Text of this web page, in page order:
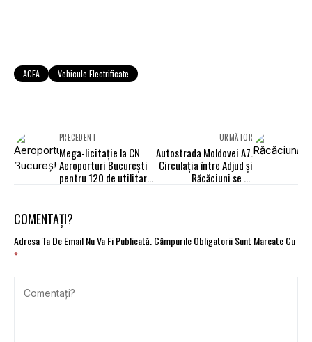
ACEA Vehicule Electrificate
PRECEDENT
Mega-licitație la CN
Aeroporturi București
pentru 120 de utilitare
URMĂTOR
Autostrada Moldovei A7.
Circulația între Adjud și
Răcăciuni se va
COMENTAȚI?
Adresa Ta De Email Nu Va Fi Publicată.Câmpurile Obligatorii Sunt Marcate Cu
*